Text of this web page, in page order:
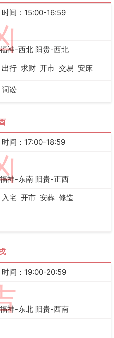
时间：15:00-16:59
神-西北 阳贵-西北
出行 求财 开市 交易 安床
词讼
时间：17:00-18:59
神-东南 阳贵-正西
入宅 开市 安葬 修造
时间：19:00-20:59
神-东北 阳贵-西南